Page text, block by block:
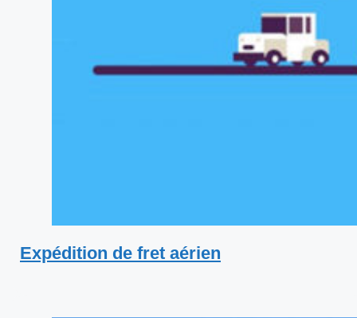
Expédition de fret aérien